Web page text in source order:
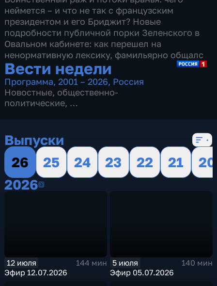
неймется – и что не так с французским
президентом и его Бриджит? Новые
подробности публичной порки Зеленского в
Овальном кабинете: как перешел на
ненормативную лексику, фамильярно общалс
Вести недели
Программа,2001 – 2026, Россия
Новостные, общественно-
политические,
Выпуски
26
25 24 23 22 21
20
20262026
12 июля
144 мин
Эфир 12.07.2026
5 июля
140 мин
Эфир 05.07.2026